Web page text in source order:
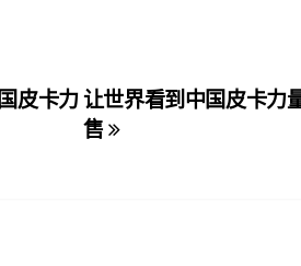
让世界看到中国皮卡力
售
皮卡力